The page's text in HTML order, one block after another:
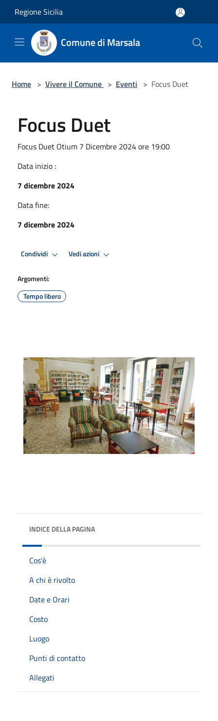
Regione Sicilia
Comune di Marsala
Home > Vivere il Comune > Eventi > Focus Duet
Focus Duet
Focus Duet Otium 7 Dicembre 2024 ore 19:00
Data inizio :
7 dicembre 2024
Data fine:
7 dicembre 2024
Condividi Vedi azioni
Argomenti:
Tempo libero
INDICE DELLA PAGINA
Cos'è
A chi è rivolto
Date e Orari
Costo
Luogo
Punti di contatto
Allegati